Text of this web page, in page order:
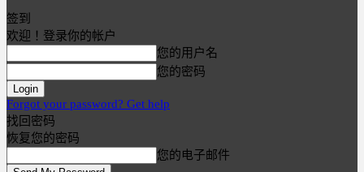
签到
欢迎！登录你的帐户
您的用户名
您的密码
Forgot your password? Get help
找回密码
恢复您的密码
您的电子邮件